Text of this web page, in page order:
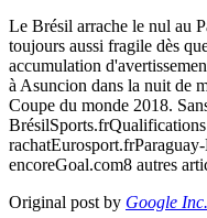
Le Brésil arrache le nul au
toujours aussi fragile dès
accumulation
à Asuncion dans la nuit de
Coupe du monde 2018.
encoreGoal.com8 autres
Original post by Google Inc.